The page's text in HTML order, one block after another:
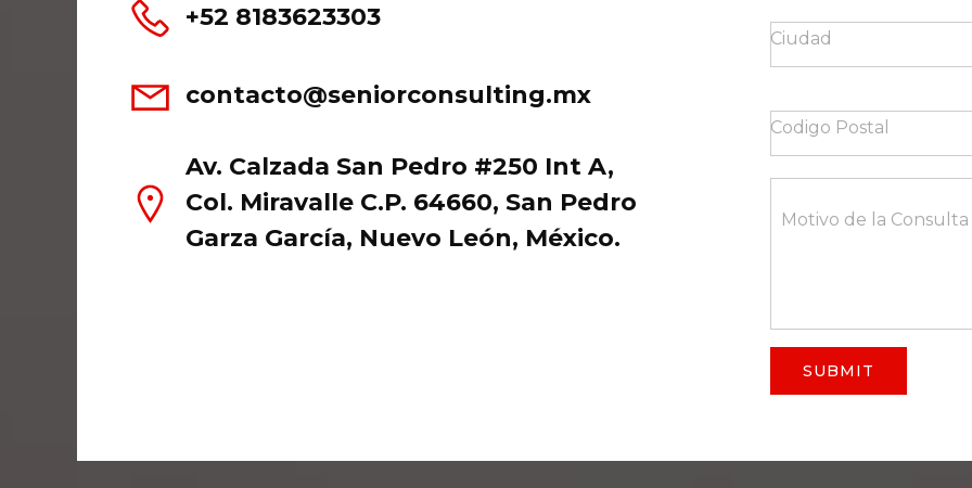
+52 8183623303
contacto@seniorconsulting.mx
Av. Calzada San Pedro #250 Int A,
Col. Miravalle C.P. 64660, San Pedro
Garza García, Nuevo León, México.
Ciudad
Codigo Postal
Motivo de la Consulta
SUBMIT